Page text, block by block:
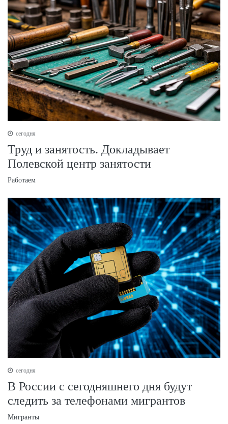
сегодня
Труд и занятость. Докладывает
Полевской центр занятости
Работаем
сегодня
В России с сегодняшнего дня будут
следить за телефонами мигрантов
Мигранты